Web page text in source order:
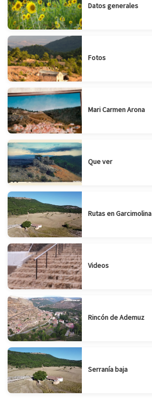
Datos generales
Fotos
Mari Carmen Arona
Que ver
Rutas en Garcimolina
Videos
Rincón de Ademuz
Serranía baja